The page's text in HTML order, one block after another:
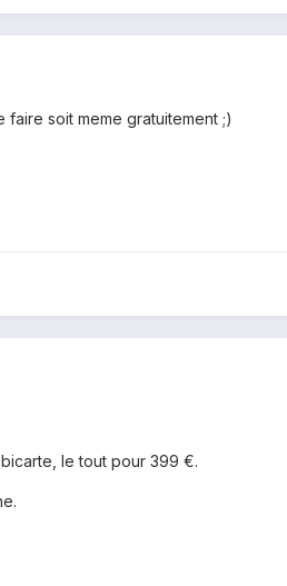
soit meme gratuitement ;)
le tout pour 399 €.